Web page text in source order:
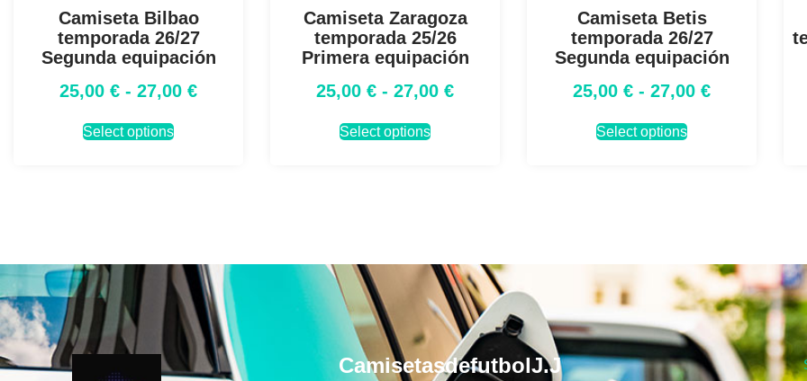
Camiseta Bilbao
temporada 26/27
Segunda equipación
25,00 € - 27,00 €
Select options
Camiseta Zaragoza
temporada 25/26
Primera equipación
25,00 € - 27,00 €
Select options
Camiseta Betis
temporada 26/27
Segunda equipación
25,00 € - 27,00 €
Select options
CamisetasdefutbolJ.J